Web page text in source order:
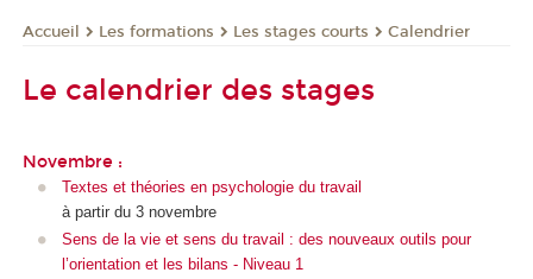
Accueil Les formations Les stages courts Calendrier
Le calendrier des stages
Novembre :
Textes et théories en psychologie du travail
à partir du 3 novembre
Sens de la vie et sens du travail : des nouveaux outils pour
l’orientation et les bilans - Niveau 1